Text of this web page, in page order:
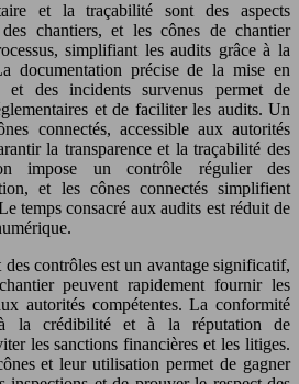
et la traçabilité sont des aspects
chantiers, et les cônes de chantier
simplifiant les audits grâce à la
documentation précise de la mise en
des incidents survenus permet de
et de faciliter les audits. Un
connectés, accessible aux autorités
la transparence et la traçabilité des
impose un contrôle régulier des
et les cônes connectés simplifient
temps consacré aux audits est réduit de
contrôles est un avantage significatif,
peuvent rapidement fournir les
autorités compétentes. La conformité
à la crédibilité et à la réputation de
les sanctions financières et les litiges.
et leur utilisation permet de gagner